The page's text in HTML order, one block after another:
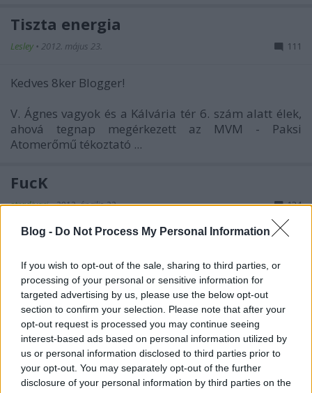
Blog - Do Not Process My Personal Information
If you wish to opt-out of the sale, sharing to third parties, or
processing of your personal or sensitive information for
targeted advertising by us, please use the below opt-out
section to confirm your selection. Please note that after your
opt-out request is processed you may continue seeing
interest-based ads based on personal information utilized by
us or personal information disclosed to third parties prior to
your opt-out. You may separately opt-out of the further
disclosure of your personal information by third parties on the
Tiszta energia
Lesley • 2012. május 23. 111
Kedves 8ker Blogger!
V. Ágnes vagyok és a Kálvária tér 6. szám alatt élek,
ahová tegnap megérkezett az MVM - Paksi
Atomerőmű tékoztató ...
FucK
stradivari•2012. április 22. 124